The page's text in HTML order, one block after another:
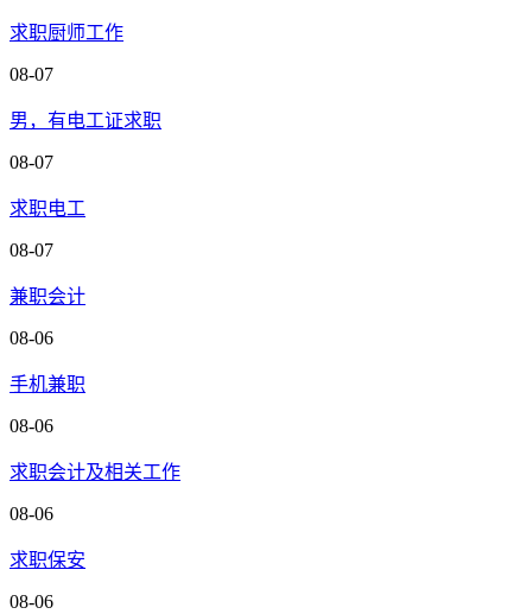
求职厨师工作
08-07
男，有电工证求职
08-07
求职电工
08-07
兼职会计
08-06
手机兼职
08-06
求职会计及相关工作
08-06
求职保安
08-06